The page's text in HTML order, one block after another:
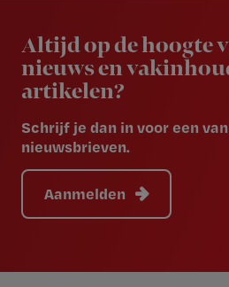
Altijd op de hoogte
nieuws en
artikelen?
Schrijf je dan in voor een
nieuwsbrieven.
Aanmelden